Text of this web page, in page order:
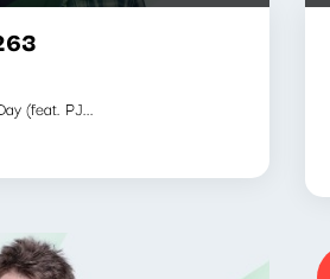
(feat. PJ...